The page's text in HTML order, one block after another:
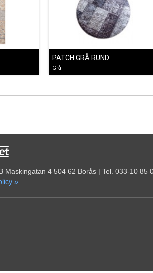
PATCH GRÅ RUND
Grå
Maskingatan 4 504 62 Borås | Tel. 033-10
»